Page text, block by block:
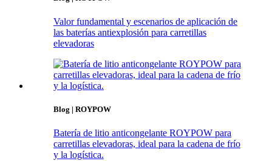
Valor fundamental y escenarios de aplicación de
las baterías antiexplosión para carretillas
elevadoras
Blog | ROYPOW
Batería de litio anticongelante ROYPOW para
carretillas elevadoras, ideal para la cadena de frío
y la logística.